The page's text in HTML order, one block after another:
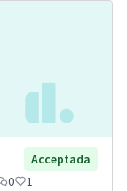
Acceptada
0 1